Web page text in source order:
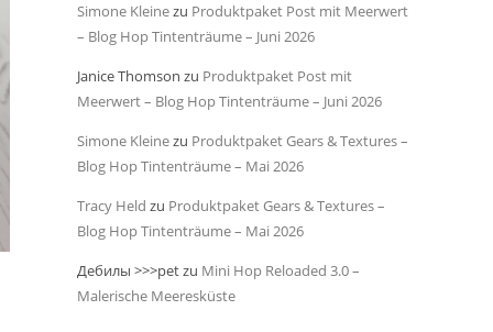
Simone Kleinezu Produktpaket Post mit Meerwert
– Blog Hop Tintenträume – Juni 2026
Janice Thomson zu Produktpaket Post mit
Meerwert – Blog Hop Tintenträume – Juni 2026
Simone Kleinezu Produktpaket Gears & Textures –
Blog Hop Tintenträume – Mai 2026
Tracy Held zu Produktpaket Gears & Textures –
Blog Hop Tintenträume – Mai 2026
Дебилы >>>petzu Mini Hop Reloaded 3.0 –
Malerische Meeresküste